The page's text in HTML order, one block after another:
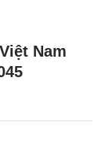
Nam